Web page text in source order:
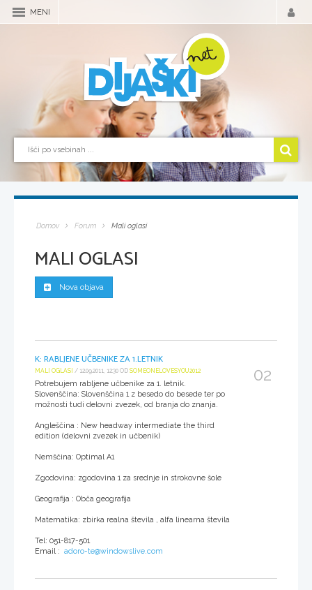
MENI
Domov Forum Mali oglasi
MALI OGLASI
Nova objava
K: RABLJENE UČBENIKE ZA 1.LETNIK
MALI OGLASI / 12.09.2011, 12:30 OD SOMEONELOVESYOU2012
Potrebujem rabljene učbenike za 1. letnik.
Slovenščina: Slovenščina 1 z besedo do besede ter po
možnosti tudi delovni zvezek, od branja do znanja.
Angleščina : New headway intermediate the third
edition (delovni zvezek in učbenik)
Nemščina: Optimal A1
Zgodovina: zgodovina 1 za srednje in strokovne šole
Geografija : Obča geografija
Matematika: zbirka realna števila , alfa linearna števila
Tel: 051-817-501
Email : adoro-te@windowslive.com
02